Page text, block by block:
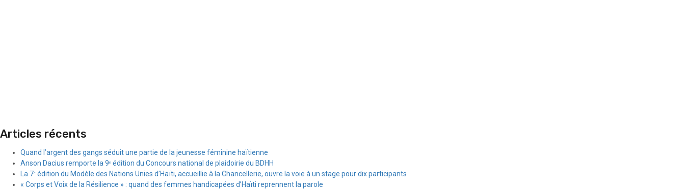
Articles récents
Quand l’argent des gangs séduit une partie de la jeunesse féminine haïtienne
Anson Dacius remporte la 9ᵉ édition du Concours national de plaidoirie du BDHH
La 7ᵉ édition du Modèle des Nations Unies d’Haïti, accueillie à la Chancellerie, ouvre la voie à un stage pour dix participants
« Corps et Voix de la Résilience » : quand des femmes handicapées d’Haïti reprennent la parole